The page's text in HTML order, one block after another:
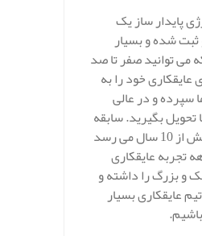
پایدار ساز یک
شده و بسیار
می توانید صفر تا صد
عایقکاری خود را به
سپرده و در عالی
بگیرید. سابقه
فعالیت ما به بیش از 10 سال می رسد
تجربه عایقکاری
و بزرگ را داشته و
عایقکاری بسیار